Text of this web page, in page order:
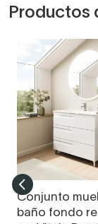
Productos
Conjunto
baño fondo